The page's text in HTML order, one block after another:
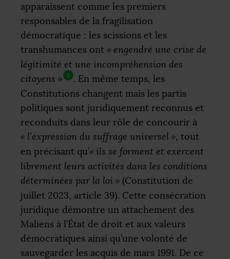
apparaissent comme les premiers
responsables de la fragilisation
démocratique : les scissions et les
transhumances ont « engendré une crise de
légitimité et une incompréhension des
citoyens » 8
. En même temps, les
Constitutions changent mais les partis
politiques sont juridiquement reconnus et
reconduits dans leur rôle de concourir à
« l’expression du suffrage universel », tout
en précisant qu’« ils se forment et exercent
librement leurs activités dans les conditions
déterminées par la loi » (Constitution de
juillet 2023, article 39). Cette consécration
juridique démontre un attachement des
Maliens à l’État de droit et aux valeurs
démocratiques ainsi qu’une volonté de
sauvegarder les acquis de mars 1991. De ce